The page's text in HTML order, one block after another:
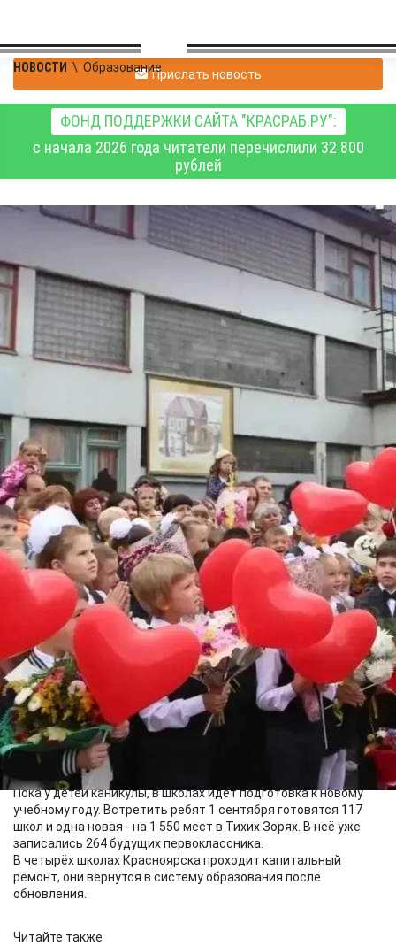
НОВОСТИ \ ОбразованиеПрислать новость
ФОНД ПОДДЕРЖКИ САЙТА "КРАСРАБ.РУ":
с начала 2026 года читатели перечислили 32 800
рублей
Почти 13,5 тысячи
первоклассников
пойдут в школы
большого Красноярска
в новом учебном году
Образование
08.06.2026 09:02 372
Администрация Красноярска
Это данные предварительного комплектования. Набор
заявлений продолжается. Первый этап продлится до 30
июня. Документы подают семьи, проживающие на
закреплённых за учреждениями микроучастках.
Следом стартует второй этап - зачислять детей будут на
свободные места. В этот период общее количество ребят
увеличивается, но не существенно.
Пока у детей каникулы, в школах идёт подготовка к новому
учебному году. Встретить ребят 1 сентября готовятся 117
школ и одна новая - на 1 550 мест в Тихих Зорях. В неё уже
записались 264 будущих первоклассника.
В четырёх школах Красноярска проходит капитальный
ремонт, они вернутся в систему образования после
обновления.
Читайте также